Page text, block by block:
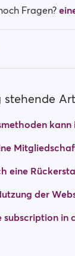
/ Karte
subscription in
Fragen?
stehende
kann
eine
der
in